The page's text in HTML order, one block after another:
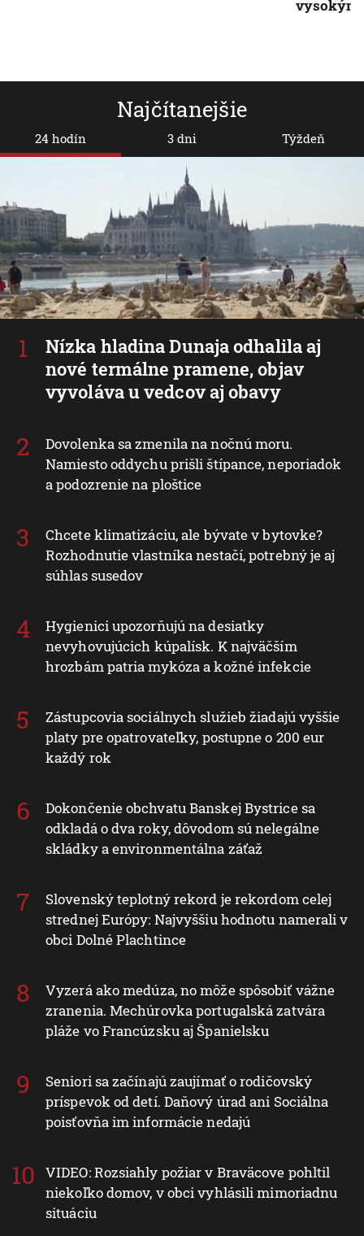
Najčítanejšie
24 hodín
Nízka hladina Dunaja odhalila aj
nové termálne pramene, objav
vyvoláva u vedcov aj obavy
Dovolenka sa zmenila na nočnú moru.
Namiesto oddychu prišli štípance, neporiadok
a podozrenie na ploštice
Chcete klimatizáciu, ale bývate v bytovke?
Rozhodnutie vlastníka nestačí, potrebný je aj
súhlas susedov
Hygienici upozorňujú na desiatky
nevyhovujúcich kúpalísk. K najväčším
hrozbám patria mykóza a kožné infekcie
Zástupcovia sociálnych služieb žiadajú vyššie
platy pre opatrovateľky, postupne o 200 eur
každý rok
Dokončenie obchvatu Banskej Bystrice sa
odkladá o dva roky, dôvodom sú nelegálne
skládky a environmentálna záťaž
Slovenský teplotný rekord je rekordom celej
strednej Európy: Najvyššiu hodnotu namerali v
obci Dolné Plachtince
Vyzerá ako medúza, no môže spôsobiť vážne
zranenia. Mechúrovka portugalská zatvára
pláže vo Francúzsku aj Španielsku
Seniori sa začínajú zaujímať o rodičovský
príspevok od detí. Daňový úrad ani Sociálna
poisťovňa im informácie nedajú
VIDEO: Rozsiahly požiar v Braväcove pohltil
niekoľko domov, v obci vyhlásili mimoriadnu
situáciu
3 dni Týždeň
vysokým